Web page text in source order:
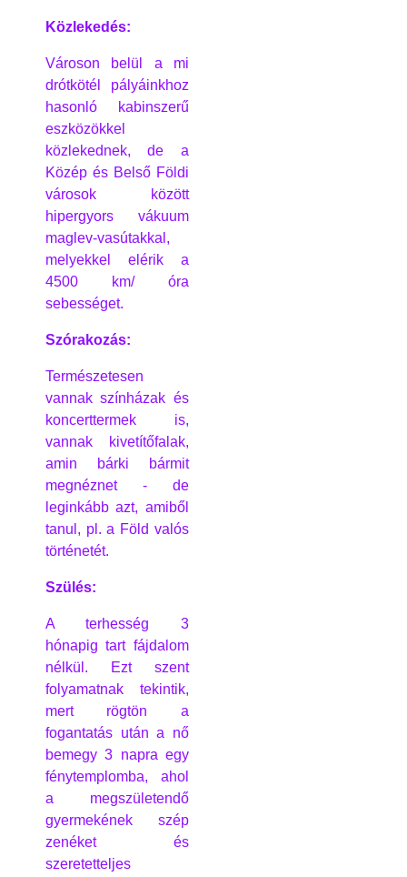
Közlekedés:
Városon belül a mi
drótkötél pályáinkhoz
hasonló kabinszerű
eszközökkel
közlekednek, de a
Közép és Belső Földi
városok között
hipergyors vákuum
maglev-vasútakkal,
melyekkel elérik a
4500 km/ óra
sebességet.
Szórakozás:
Természetesen
vannak színházak és
koncerttermek is,
vannak kivetítőfalak,
amin bárki bármit
megnéznet - de
leginkább azt, amiből
tanul, pl. a Föld valós
történetét.
Szülés:
A terhesség 3
hónapig tart fájdalom
nélkül. Ezt szent
folyamatnak tekintik,
mert rögtön a
fogantatás után a nő
bemegy 3 napra egy
fénytemplomba, ahol
a megszületendő
gyermekének szép
zenéket és
szeretetteljes